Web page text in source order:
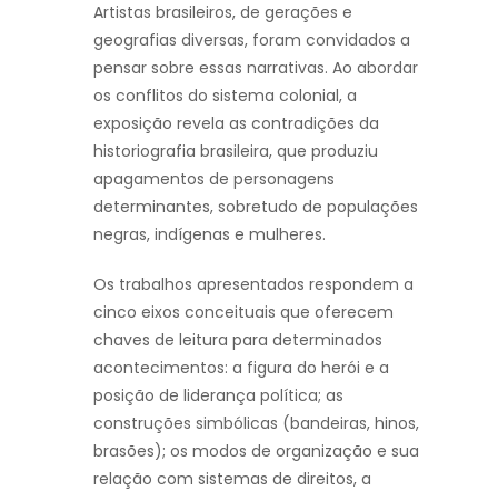
Artistas brasileiros, de gerações e
geografias diversas, foram convidados a
pensar sobre essas narrativas. Ao abordar
os conflitos do sistema colonial, a
exposição revela as contradições da
historiografia brasileira, que produziu
apagamentos de personagens
determinantes, sobretudo de populações
negras, indígenas e mulheres.
Os trabalhos apresentados respondem a
cinco eixos conceituais que oferecem
chaves de leitura para determinados
acontecimentos: a figura do herói e a
posição de liderança política; as
construções simbólicas (bandeiras, hinos,
brasões); os modos de organização e sua
relação com sistemas de direitos, a